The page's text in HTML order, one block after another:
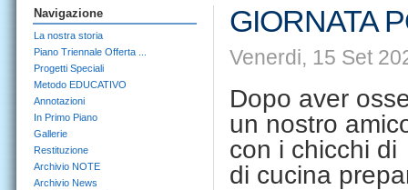
GIORNATA
Venerdi, 15 Set
Dopo aver
un nostro
con i chicchi
di cucina
Navigazione
La nostra storia
Piano Triennale Offerta ...
Progetti Speciali
Metodo EDUCATIVO
Annotazioni
In Primo Piano
Gallerie
Restituzione
Archivio NOTE
Archivio News